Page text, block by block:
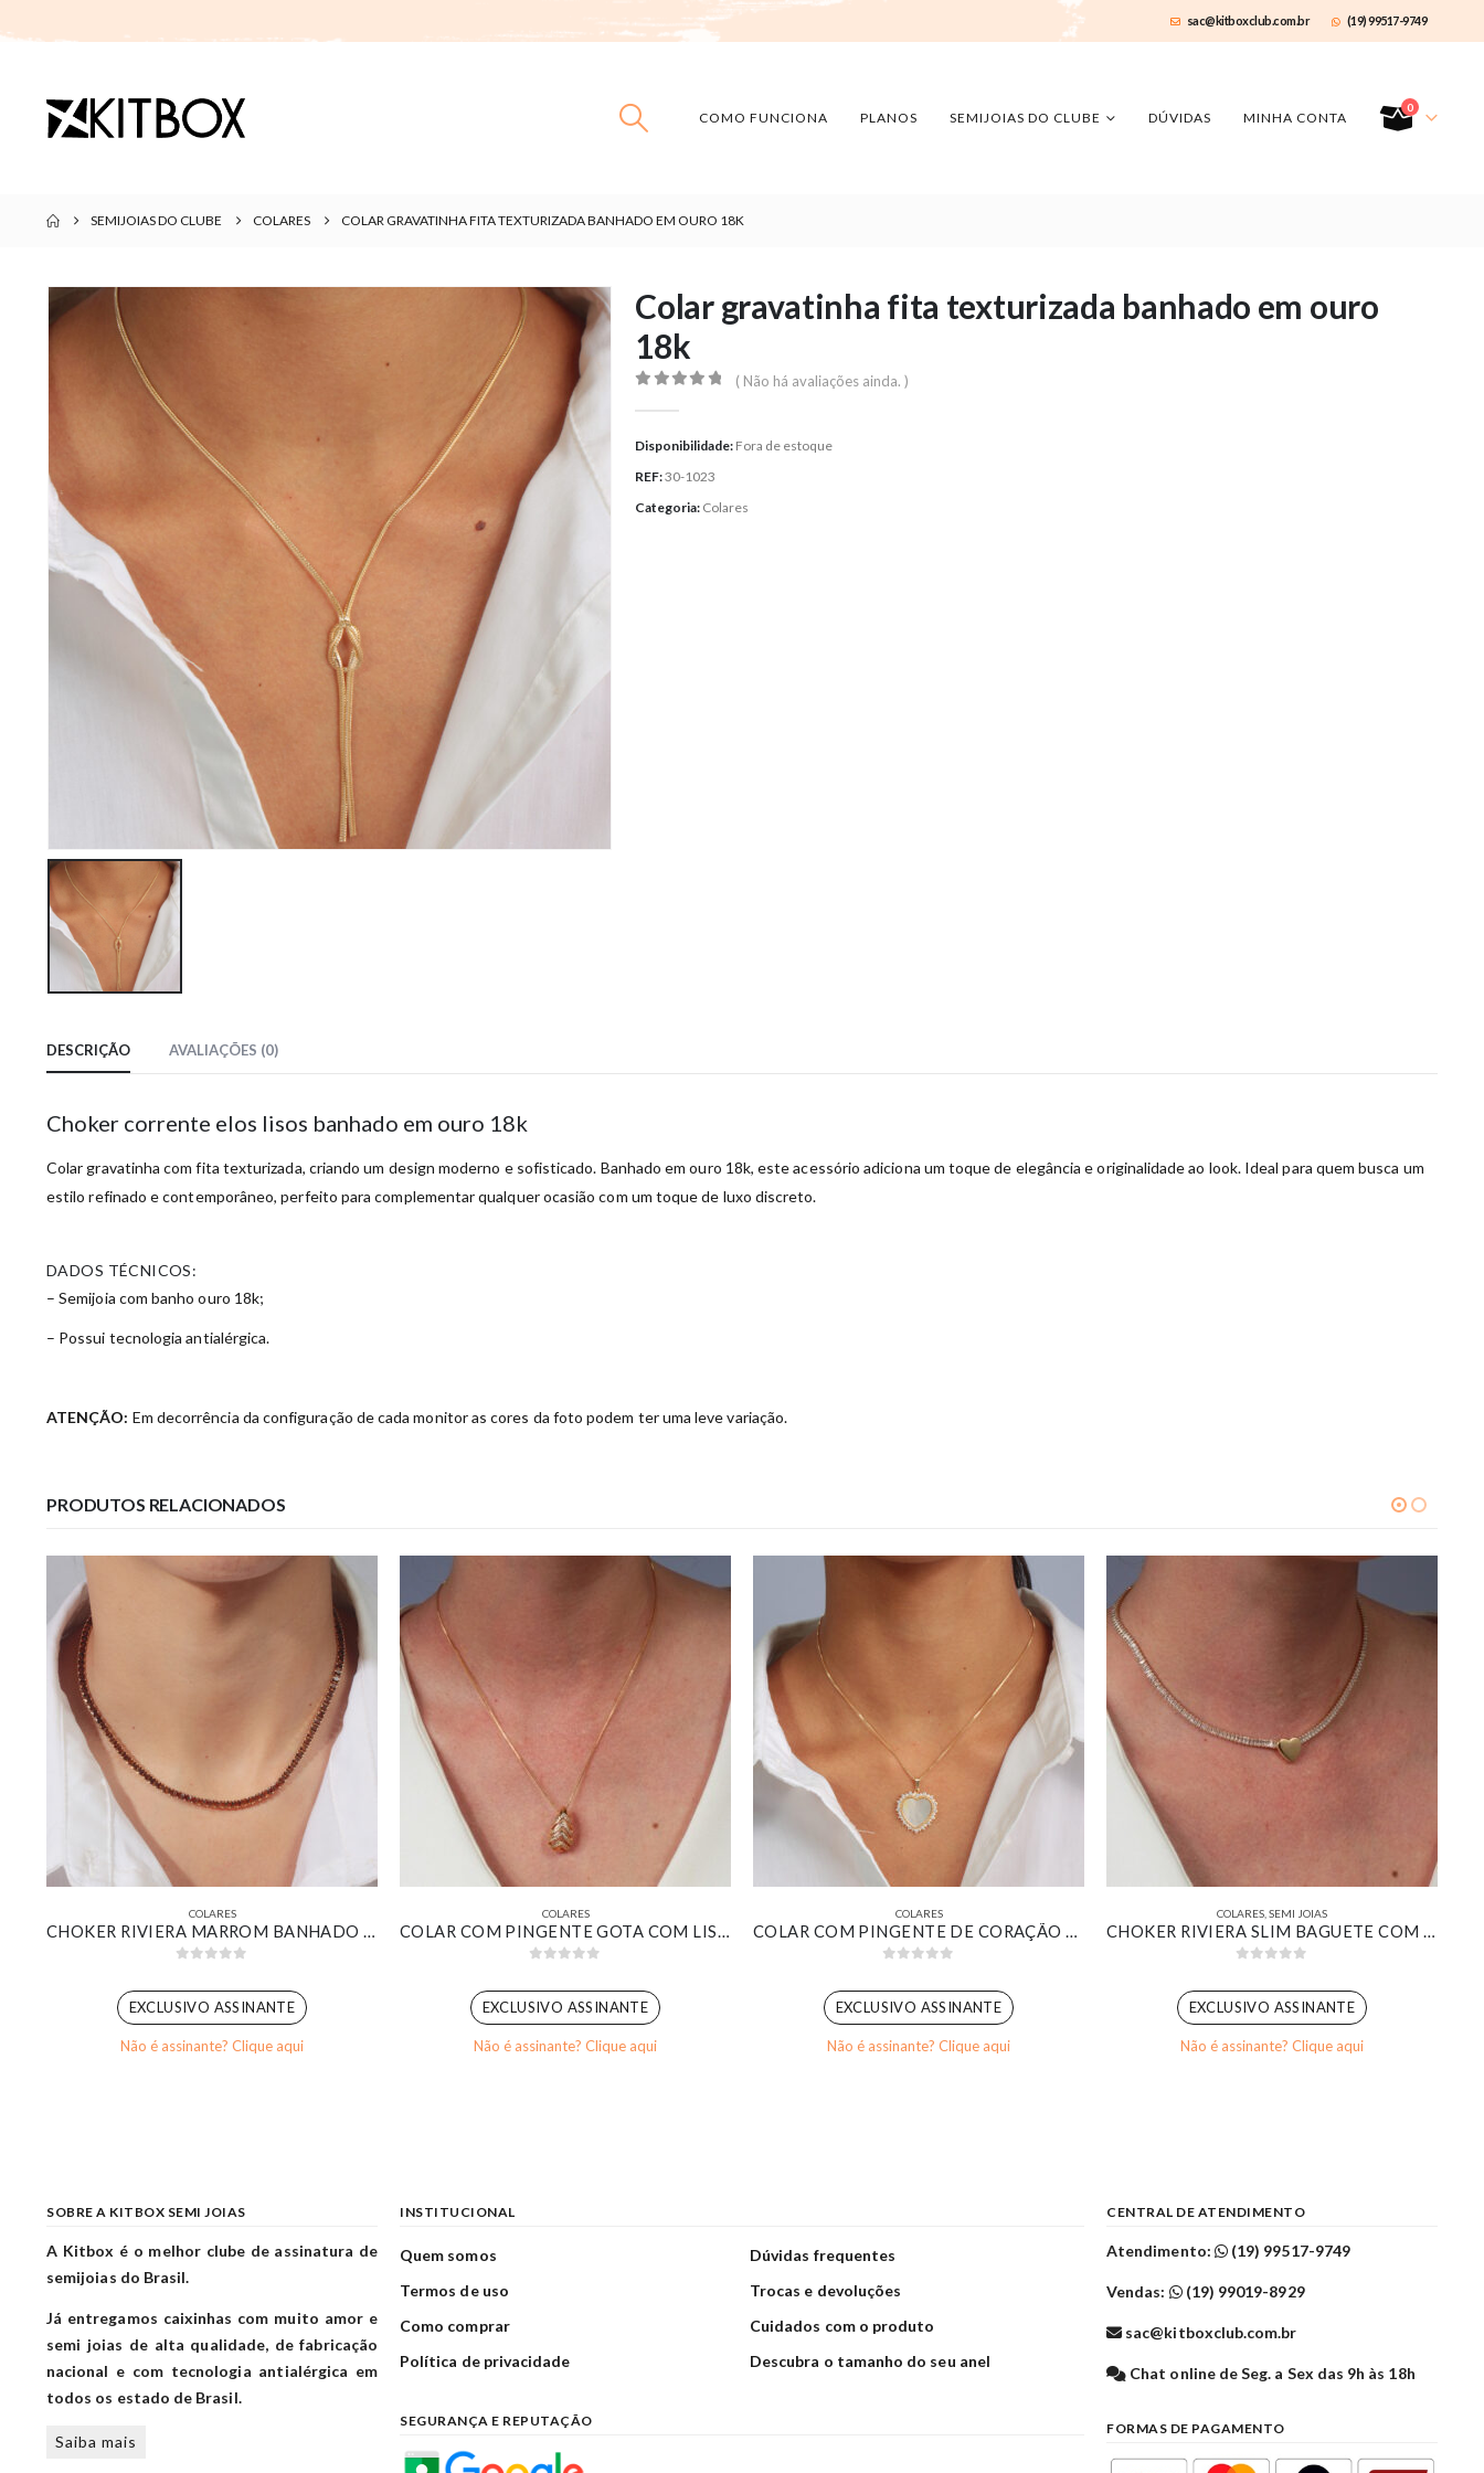
sac@kitboxclub.com.br (19) 99517-9749
COMO FUNCIONA PLANOS SEMIJOIAS DO CLUBE DÚVIDAS MINHA CONTA
0
SEMIJOIAS DO CLUBE COLARES COLAR GRAVATINHA FITA TEXTURIZADA BANHADO EM OURO 18K
Colar gravatinha fita texturizada banhado em ouro
18k
( Não há avaliações ainda. )
Disponibilidade: Fora de estoque
REF:30-1023
Categoria: Colares
DESCRIÇÃO AVALIAÇÕES (0)
Choker corrente elos lisos banhado em ouro 18k
Colar gravatinha com fita texturizada, criando um design moderno e sofisticado. Banhado em ouro 18k, este acessório adiciona um toque de elegância e originalidade ao look. Ideal para quem busca um
estilo refinado e contemporâneo, perfeito para complementar qualquer ocasião com um toque de luxo discreto.
DADOS TÉCNICOS:
– Semijoia com banho ouro 18k;
– Possui tecnologia antialérgica.
ATENÇÃO: Em decorrência da configuração de cada monitor as cores da foto podem ter uma leve variação.
PRODUTOS RELACIONADOS
COLARES
CHOKER RIVIERA MARROM BANHADO EM OURO 18K
EXCLUSIVO ASSINANTE
Não é assinante? Clique aqui
COLARES
COLAR COM PINGENTE GOTA COM LISTRAS CRAVEJADA BANHADO EM OURO 18K
EXCLUSIVO ASSINANTE
Não é assinante? Clique aqui
COLARES
COLAR COM PINGENTE DE CORAÇÃO MADREPÉROLA DETALHES CRAVEJADO BANHADO EM OURO 18K
EXCLUSIVO ASSINANTE
Não é assinante? Clique aqui
COLARES SEMI JOIAS
CHOKER RIVIERA SLIM BAGUETE COM PINGENTE DE CORAÇÃO LISO BANHADO EM OURO 18K
EXCLUSIVO ASSINANTE
Não é assinante? Clique aqui
SOBRE A KITBOX SEMI JOIAS
A Kitbox é o melhor clube de assinatura de
semijoias do Brasil.
Já entregamos caixinhas com muito amor e
semi joias de alta qualidade, de fabricação
nacional e com tecnologia antialérgica em
todos os estado de Brasil.
Saiba mais
INSTITUCIONAL
Quem somos
Termos de uso
Como comprar
Política de privacidade
Dúvidas frequentes
Trocas e devoluções
Cuidados com o produto
Descubra o tamanho do seu anel
SEGURANÇA E REPUTAÇÃO
CENTRAL DE ATENDIMENTO
Atendimento: (19) 99517-9749
Vendas: (19) 99019-8929
sac@kitboxclub.com.br
Chat online de Seg. a Sex das 9h às 18h
FORMAS DE PAGAMENTO